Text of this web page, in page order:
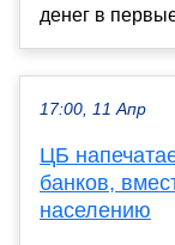
денег в
17:00, 11 Апр
ЦБ
банков,
населению